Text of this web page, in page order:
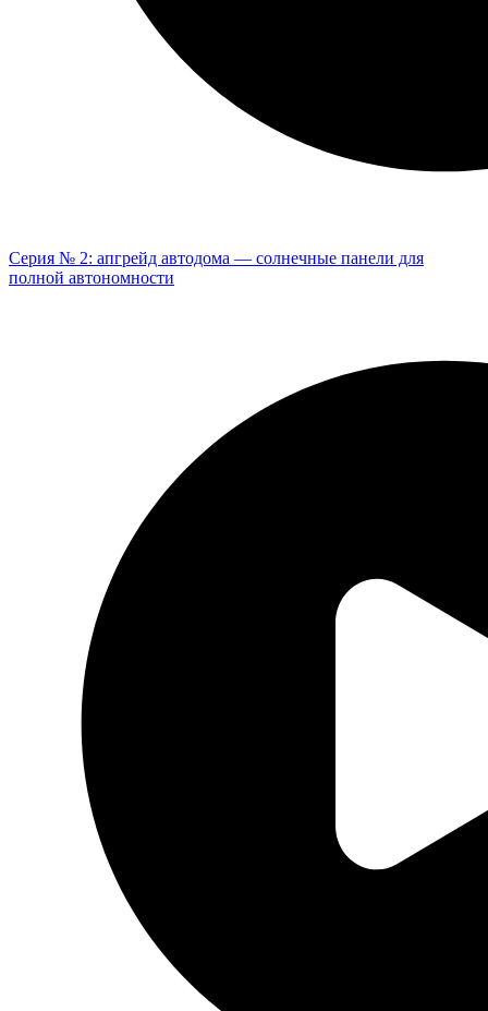
Серия № 2: апгрейд автодома — солнечные панели для
полной автономности